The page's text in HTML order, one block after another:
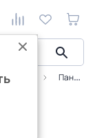
Панель пневматическая двойная OLI Salina, пластик хром глянцевый